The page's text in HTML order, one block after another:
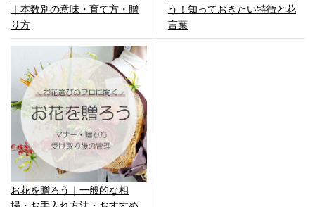
｜本数別の意味・育て方・贈
り方
う！知っておきたい特徴と花
言葉
お花を贈ろう｜一般的な相